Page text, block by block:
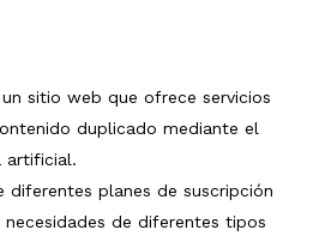
sitio web que ofrece servicios
duplicado mediante el
artificial.
diferentes planes de suscripción
de diferentes tipos